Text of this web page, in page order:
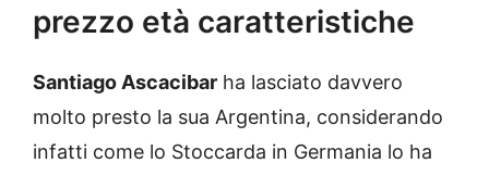
prezzo età caratteristiche
Santiago Ascacibar ha lasciato davvero
molto presto la sua Argentina, considerando
infatti come lo Stoccarda in Germania lo ha